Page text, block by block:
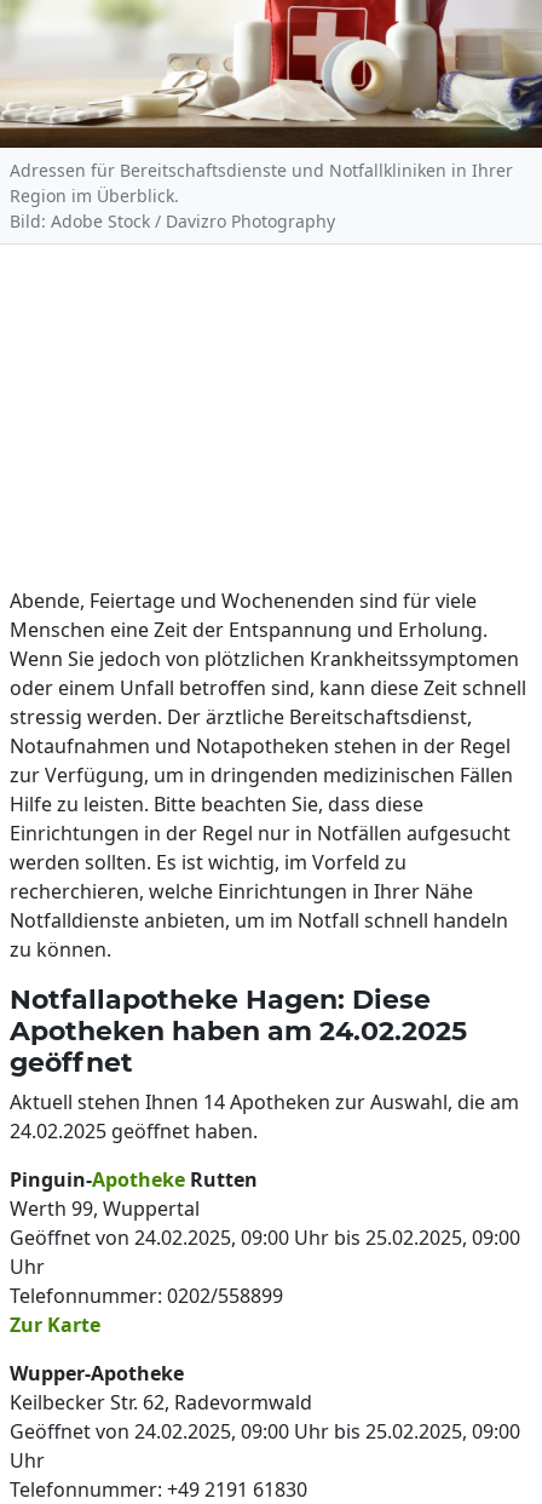
Adressen für Bereitschaftsdienste und Notfallkliniken in Ihrer
Region im Überblick.
Bild: Adobe Stock / Davizro Photography
Abende, Feiertage und Wochenenden sind für viele
Menschen eine Zeit der Entspannung und Erholung.
Wenn Sie jedoch von plötzlichen Krankheitssymptomen
oder einem Unfall betroffen sind, kann diese Zeit schnell
stressig werden. Der ärztliche Bereitschaftsdienst,
Notaufnahmen und Notapotheken stehen in der Regel
zur Verfügung, um in dringenden medizinischen Fällen
Hilfe zu leisten. Bitte beachten Sie, dass diese
Einrichtungen in der Regel nur in Notfällen aufgesucht
werden sollten. Es ist wichtig, im Vorfeld zu
recherchieren, welche Einrichtungen in Ihrer Nähe
Notfalldienste anbieten, um im Notfall schnell handeln
zu können.
Notfallapotheke Hagen: Diese
Apotheken haben am 24.02.2025
geöffnet
Aktuell stehen Ihnen 14 Apotheken zur Auswahl, die am
24.02.2025 geöffnet haben.
Pinguin-Apotheke Rutten
Werth 99, Wuppertal
Geöffnet von 24.02.2025, 09:00 Uhr bis 25.02.2025, 09:00
Uhr
Telefonnummer: 0202/558899
Zur Karte
Wupper-Apotheke
Keilbecker Str. 62, Radevormwald
Geöffnet von 24.02.2025, 09:00 Uhr bis 25.02.2025, 09:00
Uhr
Telefonnummer: +49 2191 61830